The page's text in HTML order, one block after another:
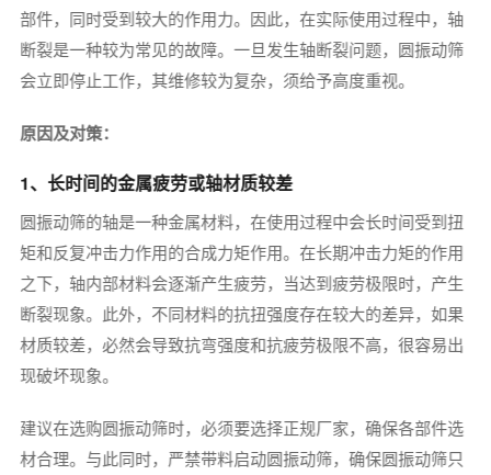
部件，同时受到较大的作用力。因此，在实际使用过程中，轴
断裂是一种较为常见的故障。一旦发生轴断裂问题，圆振动筛
会立即停止工作，其维修较为复杂，须给予高度重视。
原因及对策：
1、长时间的金属疲劳或轴材质较差
圆振动筛的轴是一种金属材料，在使用过程中会长时间受到扭
矩和反复冲击力作用的合成力矩作用。在长期冲击力矩的作用
之下，轴内部材料会逐渐产生疲劳，当达到疲劳极限时，产生
断裂现象。此外，不同材料的抗扭强度存在较大的差异，如果
材质较差，必然会导致抗弯强度和抗疲劳极限不高，很容易出
现破坏现象。
建议在选购圆振动筛时，必须要选择正规厂家，确保各部件选
材合理。与此同时，严禁带料启动圆振动筛，确保圆振动筛只